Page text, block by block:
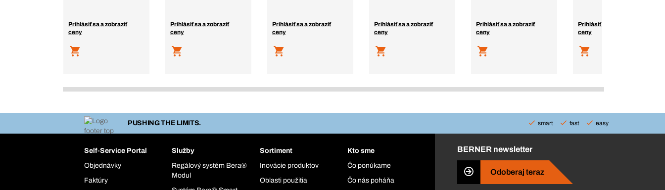
Prihlásiť sa a zobraziť
ceny
Prihlásiť sa a zobraziť
ceny
Prihlásiť sa a zobraziť
ceny
Prihlásiť sa a zobraziť
ceny
Prihlásiť sa a zobraziť
ceny
Prihlásiť sa a zobraziť
ceny
PUSHING THE LIMITS. smart fast easy
Self-Service Portal
Objednávky
Faktúry
Služby
Regálový systém Bera®
Modul
Sortiment
Inovácie produktov
Oblasti použitia
Kto sme
Čo ponúkame
Čo nás poháňa
BERNER newsletter
Odoberaj teraz